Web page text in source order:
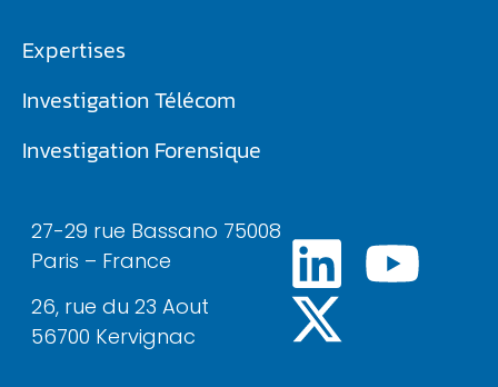
Expertises
Investigation Télécom​
Investigation Forensique
27-29 rue Bassano 75008
Paris – France
26, rue du 23 Aout
56700 Kervignac